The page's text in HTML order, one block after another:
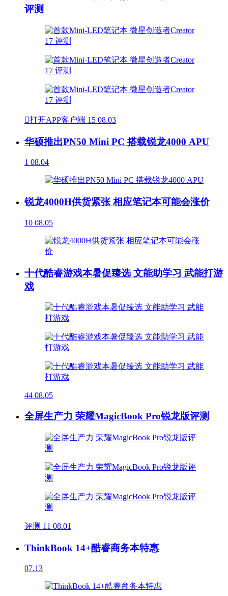
评测
打开APP客户端 15 08.03
华硕推出PN50 Mini PC 搭载锐龙4000 APU
1 08.04
锐龙4000H供货紧张 相应笔记本可能会涨价
10 08.05
十代酷睿游戏本暑促臻选 文能助学习 武能打游
戏
44 08.05
全屏生产力 荣耀MagicBook Pro锐龙版评测
评测 11 08.01
ThinkBook 14+酷睿商务本特惠
07.13